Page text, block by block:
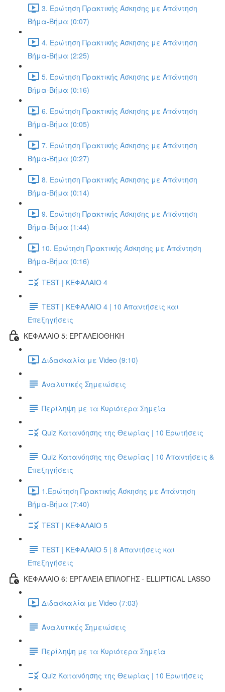
3. Ερώτηση Πρακτικής Άσκησης με Απάντηση
Βήμα-Βήμα (0:07)
4. Ερώτηση Πρακτικής Άσκησης με Απάντηση
Βήμα-Βήμα (2:25)
5. Ερώτηση Πρακτικής Άσκησης με Απάντηση
Βήμα-Βήμα (0:16)
6. Ερώτηση Πρακτικής Άσκησης με Απάντηση
Βήμα-Βήμα (0:05)
7. Ερώτηση Πρακτικής Άσκησης με Απάντηση
Βήμα-Βήμα (0:27)
8. Ερώτηση Πρακτικής Άσκησης με Απάντηση
Βήμα-Βήμα (0:14)
9. Ερώτηση Πρακτικής Άσκησης με Απάντηση
Βήμα-Βήμα (1:44)
10. Ερώτηση Πρακτικής Άσκησης με Απάντηση
Βήμα-Βήμα (0:16)
TEST | ΚΕΦΑΛΑΙΟ 4
TEST | ΚΕΦΑΛΑΙΟ 4 | 10 Απαντήσεις και
Επεξηγήσεις
ΚΕΦΑΛΑΙΟ 5: ΕΡΓΑΛΕΙΟΘΗΚΗ
Διδασκαλία με Video (9:10)
Αναλυτικές Σημειώσεις
Περίληψη με τα Κυριότερα Σημεία
Quiz Κατανόησης της Θεωρίας | 10 Ερωτήσεις
Quiz Κατανόησης της Θεωρίας | 10 Απαντήσεις &
Επεξηγήσεις
1.Ερώτηση Πρακτικής Άσκησης με Απάντηση
Βήμα-Βήμα (7:40)
TEST | ΚΕΦΑΛΑΙΟ 5
TEST | ΚΕΦΑΛΑΙΟ 5 | 8 Απαντήσεις και
Επεξηγήσεις
ΚΕΦΑΛΑΙΟ 6: ΕΡΓΑΛΕΙΑ ΕΠΙΛΟΓΗΣ - ELLIPTICAL LASSO
Διδασκαλία με Video (7:03)
Αναλυτικές Σημειώσεις
Περίληψη με τα Κυριότερα Σημεία
Quiz Κατανόησης της Θεωρίας | 10 Ερωτήσεις